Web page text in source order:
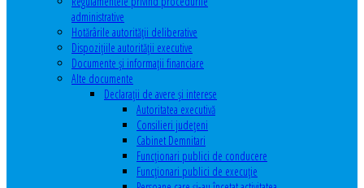
administrative
Hotărârile autorităţii deliberative
Dispoziţiile autorităţii executive
Documente şi informaţii financiare
Alte documente
Declaraţii de avere şi interese
Autoritatea executivă
Consilieri judeţeni
Cabinet Demnitari
Funcţionari publici de conducere
Funcționari publici de execuție